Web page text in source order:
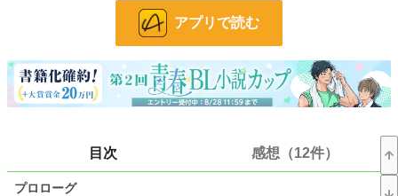
ノアの護衛ユリウス。黒みかがった茶色の短髪、寡黙で堅物。塩顔。
ノアが秘匿される理由。
ユリウスを知る渡り人のマホ。
二人が想いを通じ合わせるまでの、長い話しです。
アプリで読む
目次 感想（12件）
プロローグ